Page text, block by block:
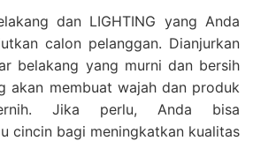
dan LIGHTING yang Anda
calon pelanggan. Dianjurkan
belakang yang murni dan bersih
akan membuat wajah dan produk
Jika perlu, Anda bisa
cincin bagi meningkatkan kualitas